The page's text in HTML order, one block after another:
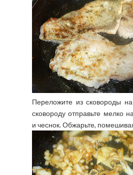
Переложите из сковороды
сковороду отправьте мелко
и чеснок. Обжарьте,